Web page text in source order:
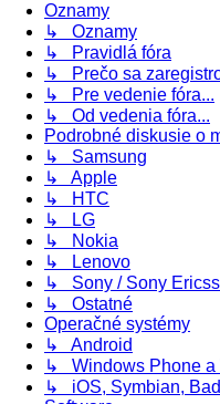
Oznamy
↳ Oznamy
↳ Pravidlá fóra
↳ Prečo sa
↳ Pre vedenie fóra...
↳ Od vedenia fóra...
Podrobné diskusie o
↳ Samsung
↳ Apple
↳ HTC
↳ LG
↳ Nokia
↳ Lenovo
↳ Sony / Sony
↳ Ostatné
Operačné systémy
↳ Android
↳ Windows Phone a
↳ iOS, Symbian,